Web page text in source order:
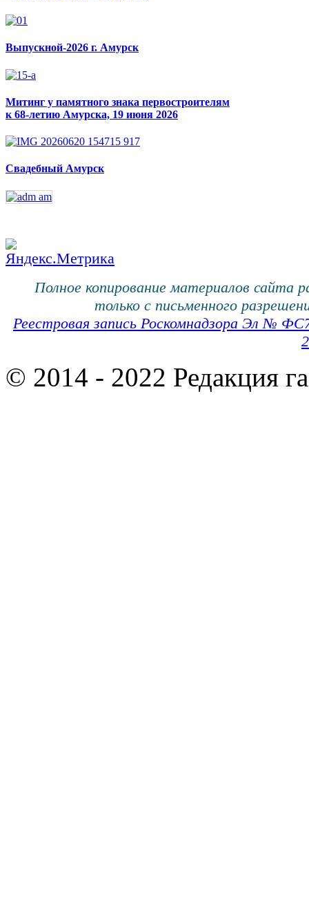
Выпускной-2026 г. Амурск
Митинг у памятного знака первостроителям
к 68-летию Амурска, 19 июня 2026
Свадебный Амурск
Полное копирование материалов сайта
только с письменного
Реестровая запись Роскомнадзора Эл №
© 2014 - 2022 Редакция